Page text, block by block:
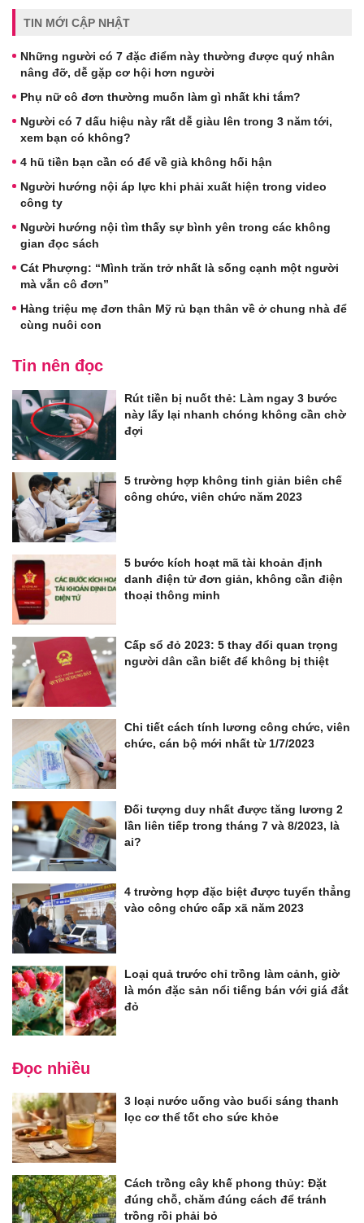
TIN MỚI CẬP NHẬT
Những người có 7 đặc điểm này thường được quý nhân
nâng đỡ, dễ gặp cơ hội hơn người
Phụ nữ cô đơn thường muốn làm gì nhất khi tắm?
Người có 7 dấu hiệu này rất dễ giàu lên trong 3 năm tới,
xem bạn có không?
4 hũ tiền bạn cần có để về già không hối hận
Người hướng nội áp lực khi phải xuất hiện trong video
công ty
Người hướng nội tìm thấy sự bình yên trong các không
gian đọc sách
Cát Phượng: “Mình trăn trở nhất là sống cạnh một người
mà vẫn cô đơn”
Hàng triệu mẹ đơn thân Mỹ rủ bạn thân về ở chung nhà để
cùng nuôi con
Tin nên đọc
Rút tiền bị nuốt thẻ: Làm ngay 3 bước
này lấy lại nhanh chóng không cần chờ
đợi
5 trường hợp không tinh giản biên chế
công chức, viên chức năm 2023
5 bước kích hoạt mã tài khoản định
danh điện tử đơn giản, không cần điện
thoại thông minh
Cấp sổ đỏ 2023: 5 thay đổi quan trọng
người dân cần biết để không bị thiệt
Chi tiết cách tính lương công chức, viên
chức, cán bộ mới nhất từ 1/7/2023
Đối tượng duy nhất được tăng lương 2
lần liên tiếp trong tháng 7 và 8/2023, là
ai?
4 trường hợp đặc biệt được tuyển thẳng
vào công chức cấp xã năm 2023
Loại quả trước chỉ trồng làm cảnh, giờ
là món đặc sản nổi tiếng bán với giá đắt
đỏ
Đọc nhiều
3 loại nước uống vào buổi sáng thanh
lọc cơ thể tốt cho sức khỏe
Cách trồng cây khế phong thủy: Đặt
đúng chỗ, chăm đúng cách để tránh
trồng rồi phải bỏ